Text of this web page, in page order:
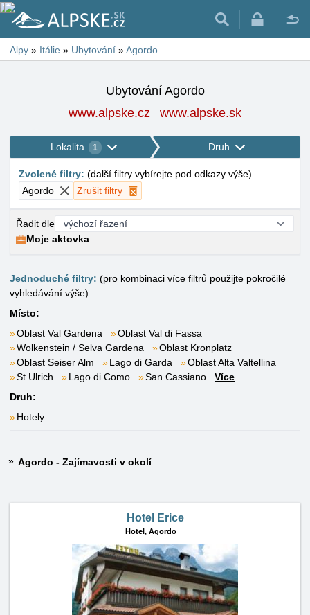
Alpy » Itálie » Ubytování »Agordo
Ubytování Agordo
www.alpske.cz
www.alpske.sk
Lokalita 1 Druh
Zvolené filtry: (další filtry vybírejte pod odkazy výše)
Agordo
Zrušit filtry
Řadit dle
Moje aktovka
Jednoduché filtry: (pro kombinaci více filtrů použijte pokročilé
vyhledávání výše)
Místo:
Oblast Val Gardena
Oblast Val di Fassa
Wolkenstein / Selva Gardena
Oblast Kronplatz
Oblast Seiser Alm
Lago di Garda
Oblast Alta Valtellina
St.Ulrich
Lago di Como San Cassiano
Více
Druh:
Hotely
Agordo - Zajímavosti v okolí
Hotel Erice
Hotel, Agordo